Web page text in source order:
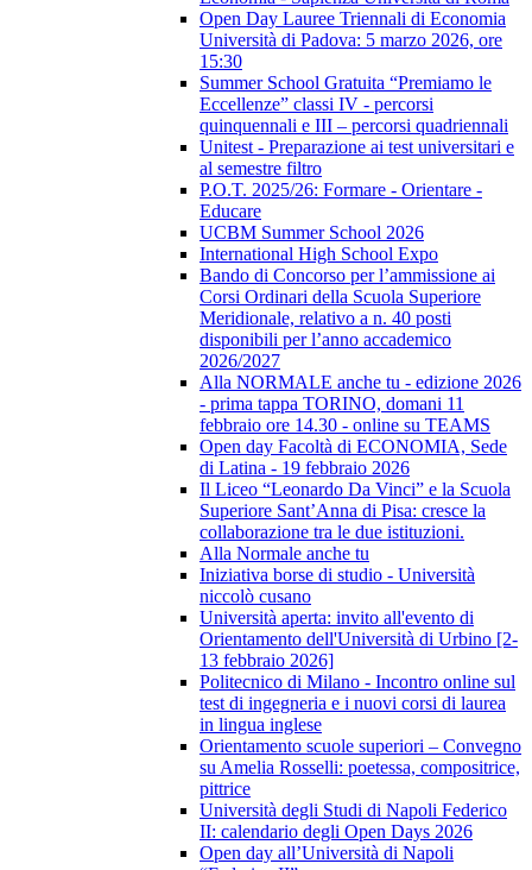
Open Day Lauree Triennali di Economia
Università di Padova: 5 marzo 2026, ore
15:30
Summer School Gratuita “Premiamo le
Eccellenze” classi IV - percorsi
quinquennali e III – percorsi quadriennali
Unitest - Preparazione ai test universitari e
al semestre filtro
P.O.T. 2025/26: Formare - Orientare -
Educare
UCBM Summer School 2026
International High School Expo
Bando di Concorso per l’ammissione ai
Corsi Ordinari della Scuola Superiore
Meridionale, relativo a n. 40 posti
disponibili per l’anno accademico
2026/2027
Alla NORMALE anche tu - edizione 2026
- prima tappa TORINO, domani 11
febbraio ore 14.30 - online su TEAMS
Open day Facoltà di ECONOMIA, Sede
di Latina - 19 febbraio 2026
Il Liceo “Leonardo Da Vinci” e la Scuola
Superiore Sant’Anna di Pisa: cresce la
collaborazione tra le due istituzioni.
Alla Normale anche tu
Iniziativa borse di studio - Università
niccolò cusano
Università aperta: invito all'evento di
Orientamento dell'Università di Urbino [2-
13 febbraio 2026]
Politecnico di Milano - Incontro online sul
test di ingegneria e i nuovi corsi di laurea
in lingua inglese
Orientamento scuole superiori – Convegno
su Amelia Rosselli: poetessa, compositrice,
pittrice
Università degli Studi di Napoli Federico
II: calendario degli Open Days 2026
Open day all’Università di Napoli